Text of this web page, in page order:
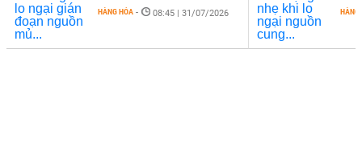
HÀNG
HÀNG HÓA - 08:45 | 31/07/2026